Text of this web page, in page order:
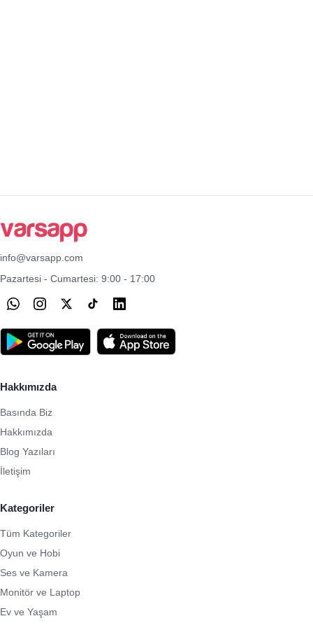
info@varsapp.com
Pazartesi - Cumartesi: 9:00 - 17:00
Hakkımızda
Basında Biz
Hakkımızda
Blog Yazıları
İletişim
Kategoriler
Tüm Kategoriler
Oyun ve Hobi
Ses ve Kamera
Monitör ve Laptop
Ev ve Yaşam